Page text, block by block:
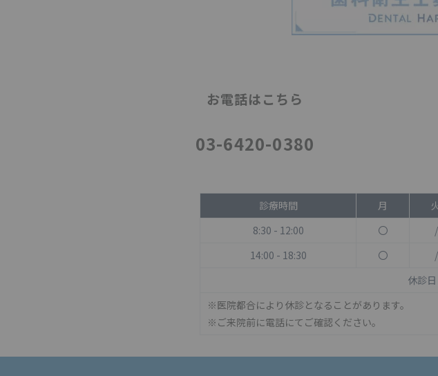
お電話はこちら
03-6420-0380
診療時間 月
8:30 - 12:00
〇 /
14:00 - 18:30
〇 /
休診
※医院都合により休診となることがあります。
※ご来院前に電話にてご確認ください。